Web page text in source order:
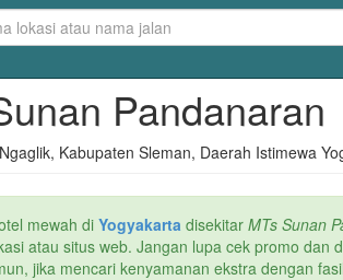
Pandanaran
Kabupaten Sleman, Daerah Istimewa
mewah di Yogyakarta disekitar MTs Sunan
atau situs web. Jangan lupa cek promo
jika mencari kenyamanan ekstra dengan